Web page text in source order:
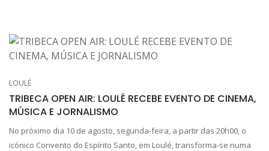
LOULÉ
TRIBECA OPEN AIR: LOULÉ RECEBE EVENTO DE CINEMA,
MÚSICA E JORNALISMO
No próximo dia 10 de agosto, segunda-feira, a partir das 20h00, o
icónico Convento do Espírito Santo, em Loulé, transforma-se numa